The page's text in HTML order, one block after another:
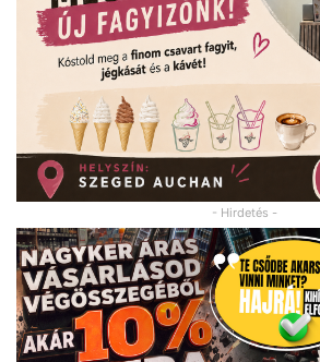
- Hirdetés -